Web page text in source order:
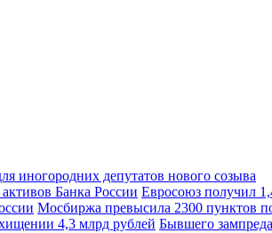
иногородних депутатов нового созыва
Евросоюз получил
Мосбиржа превысила 2300 пунктов
Бывшего